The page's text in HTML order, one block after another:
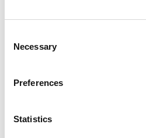
Selection
Necessary
Preferences
Statistics
carbon
dan een platform met houten
De ASC universele rolsteiger
De ASC brede rolsteiger is